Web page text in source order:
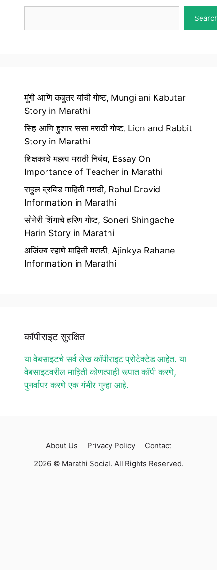
मुंगी आणि कबुतर यांची गोष्ट, Mungi ani Kabutar
Story in Marathi
सिंह आणि हुशार ससा मराठी गोष्ट, Lion and Rabbit
Story in Marathi
शिक्षकाचे महत्व मराठी निबंध, Essay On
Importance of Teacher in Marathi
राहुल द्रविड माहिती मराठी, Rahul Dravid
Information in Marathi
सोनेरी शिंगाचे हरिण गोष्ट, Soneri Shingache
Harin Story in Marathi
अजिंक्य रहाणे माहिती मराठी, Ajinkya Rahane
Information in Marathi
कॉपीराइट सुरक्षित
या वेबसाइटचे सर्व लेख कॉपीराइट प्रोटेक्टेड आहेत. या
वेबसाइटवरील माहिती कोणत्याही रूपात कॉपी करणे,
पुनर्वापर करणे एक गंभीर गुन्हा आहे.
About Us Privacy Policy
Contact
2026 © Marathi Social. All Rights Reserved.